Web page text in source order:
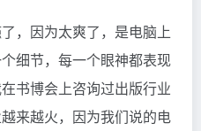
，因为太爽了，是电脑上
细节，每一个眼神都表现
书博会上咨询过出版行业
来越火，因为我们说的电